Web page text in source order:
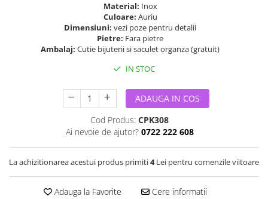
Material: Inox
Culoare: Auriu
Dimensiuni: vezi poze pentru detalii
Pietre: Fara pietre
Ambalaj: Cutie bijuterii si saculet organza (gratuit)
IN STOC
ADAUGA IN COS
Cod Produs: CPK308
Ai nevoie de ajutor? 0722 222 608
La achizitionarea acestui produs primiti4Lei pentru comenzile viitoare
Adauga la Favorite Cere informatii